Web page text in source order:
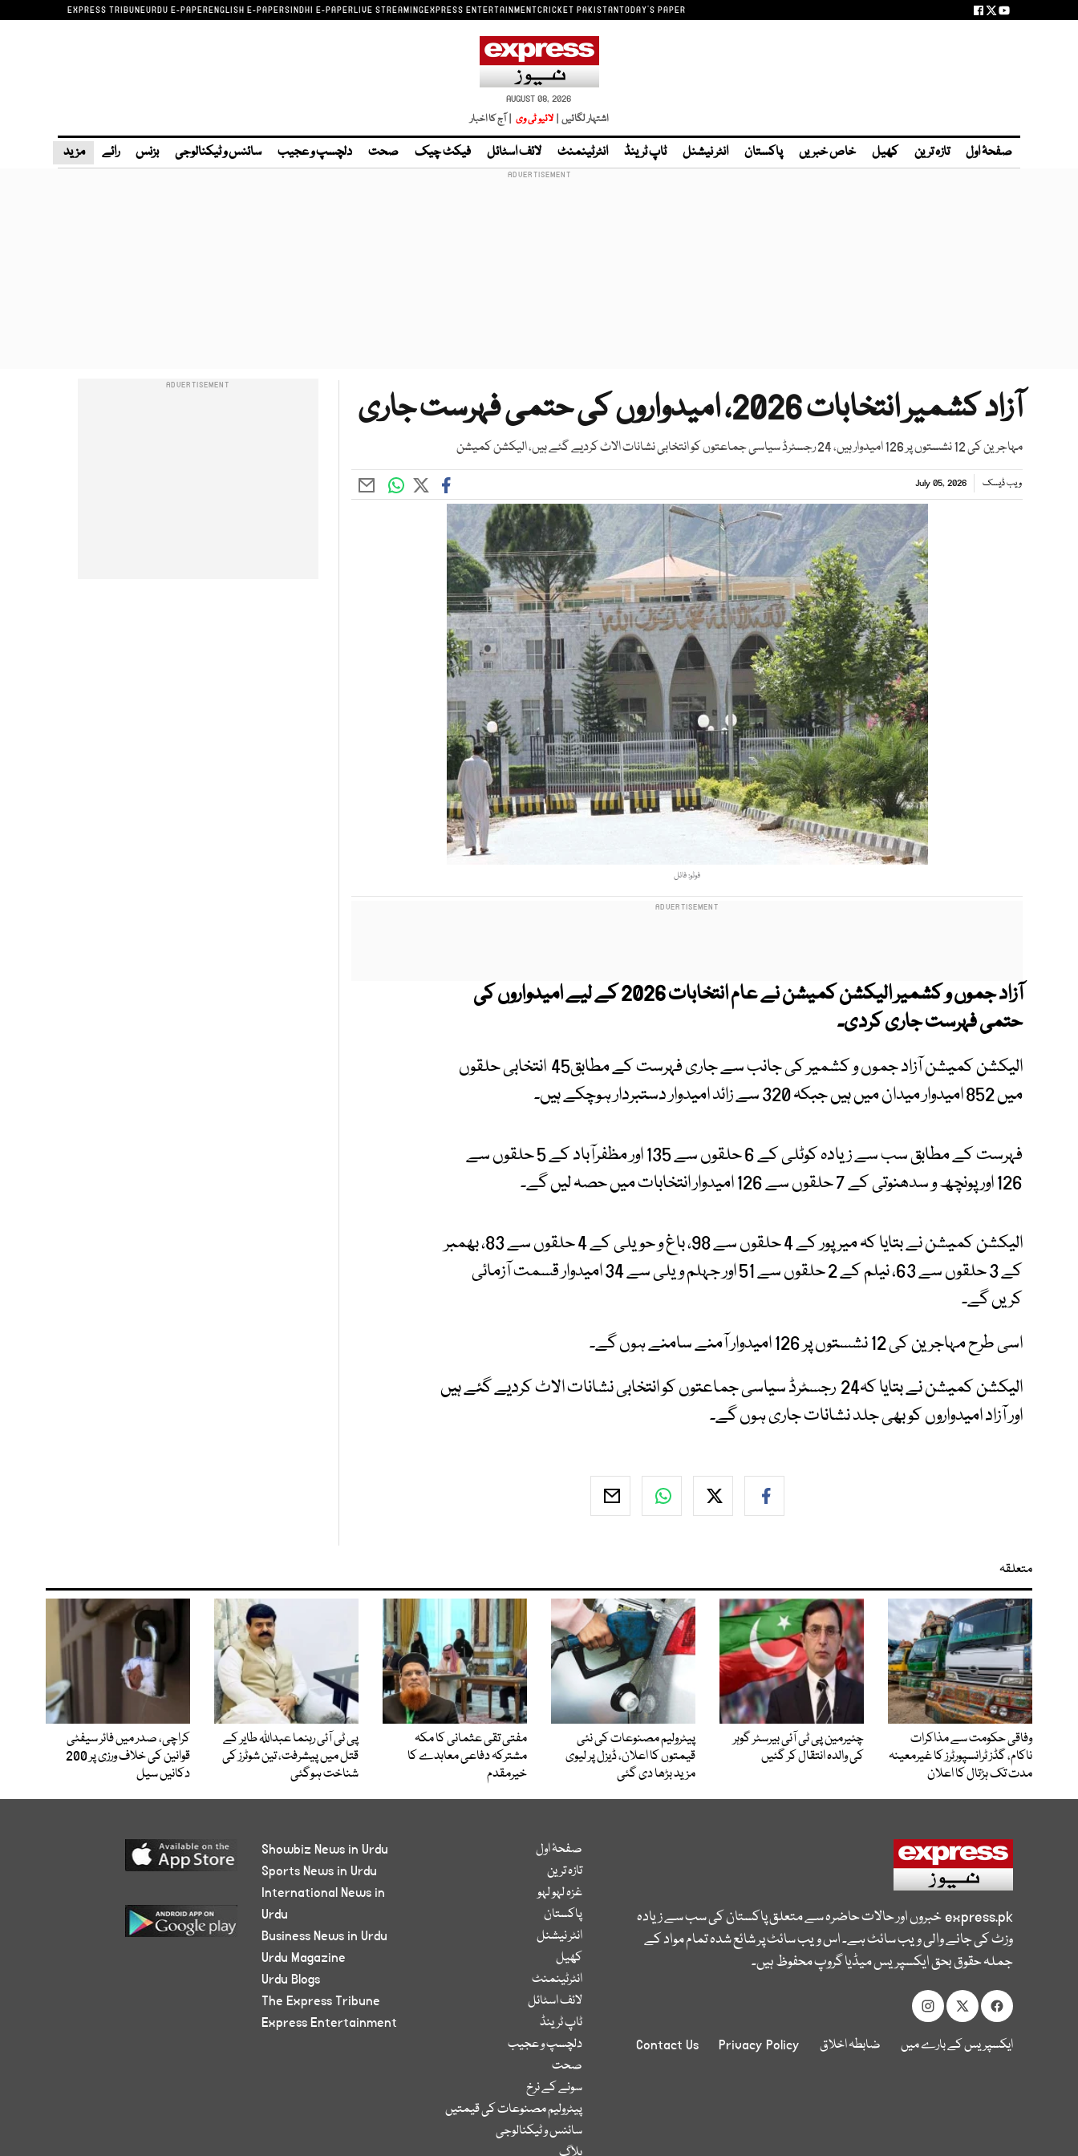
EXPRESS TRIBUNEURDU E-PAPERENGLISH E-PAPERSINDHI E-PAPERLIVE STREAMINGEXPRESS ENTERTAINMENTCRICKET PAKISTANTODAY'S PAPER
AUGUST 08, 2026
اشتہار لگائیں | لائیو ٹی وی | آج کا اخبار
صفحۂ اول تازہ ترین کھیل خاص خبریں پاکستان انٹر نیشنل ٹاپ ٹرینڈ انٹرٹینمنٹ لائف اسٹائل فیکٹ چیک صحت دلچسپ و عجیب سائنس و ٹیکنالوجی بزنس رائے مزید
آزاد کشمیر انتخابات 2026، امیدواروں کی حتمی فہرست جاری
مہاجرین کی 12 نشستوں پر 126 امیدوار ہیں، 24 رجسٹرڈ سیاسی جماعتوں کو انتخابی نشانات الاٹ کردیے گئے ہیں، الیکشن کمیشن
ویب ڈیسک July 05, 2026
فوٹو: فائل
آزاد جموں و کشمیر الیکشن کمیشن نے عام انتخابات 2026 کے لیے امیدواروں کی
حتمی فہرست جاری کردی۔
الیکشن کمیشن آزاد جموں و کشمیر کی جانب سے جاری فہرست کے مطابق45 انتخابی حلقوں
میں 852 امیدوار میدان میں ہیں جبکہ 320 سے زائد امیدوار دستبردار ہوچکے ہیں۔
فہرست کے مطابق سب سے زیادہ کوٹلی کے 6 حلقوں سے 135 اور مظفرآباد کے 5 حلقوں سے
126 اور پونچھ و سدھنوتی کے 7 حلقوں سے 126 امیدوار انتخابات میں حصہ لیں گے۔
الیکشن کمیشن نے بتایا کہ میرپور کے 4 حلقوں سے 98، باغ و حویلی کے 4 حلقوں سے 83، بھمبر
کے 3 حلقوں سے 63، نیلم کے 2 حلقوں سے 51 اور جہلم ویلی سے 34 امیدوار قسمت آزمائی
کریں گے۔
اسی طرح مہاجرین کی 12 نشستوں پر 126 امیدوار آمنے سامنے ہوں گے۔
الیکشن کمیشن نے بتایا کہ24 رجسٹرڈ سیاسی جماعتوں کو انتخابی نشانات الاٹ کردیے گئے ہیں
اور آزاد امیدواروں کو بھی جلد نشانات جاری ہوں گے۔
متعلقہ
وفاقی حکومت سے مذاکرات
ناکام، گڈز ٹرانسپورٹرز کا غیرمعینہ
مدت تک ہڑتال کا اعلان
چئیرمین پی ٹی آئی بیرسٹر گوہر
کی والدہ انتقال کر گئیں
پیٹرولیم مصنوعات کی نئی
قیمتوں کا اعلان، ڈیزل پر لیوی
مزید بڑھا دی گئی
مفتی تقی عثمانی کا مکہ
مشترکہ دفاعی معاہدے کا
خیرمقدم
پی ٹی آئی رہنما عبداللہ طایر کے
قتل میں پیشرفت، تین شوٹرز کی
شناخت ہوگئی
کراچی، صدر میں فائر سیفٹی
قوانین کی خلاف ورزی پر 200
دکانیں سیل
express.pkخبروں اور حالات حاضرہ سے متعلق پاکستان کی سب سے زیادہ
وزٹ کی جانے والی ویب سائٹ ہے۔ اس ویب سائٹ پر شائع شدہ تمام مواد کے
جملہ حقوق بحق ایکسپریس میڈیا گروپ محفوظ ہیں۔
ایکسپریس کے بارے میں ضابطہ اخلاق Privacy Policy
Contact Us
صفحۂ اول
تازہ ترین
غزہ لہو لہو
پاکستان
انٹر نیشنل
کھیل
انٹرٹینمنٹ
لائف اسٹائل
ٹاپ ٹرینڈ
دلچسپ و عجیب
صحت
سونے کے نرخ
پیٹرولیم مصنوعات کی قیمتیں
سائنس و ٹیکنالوجی
Showbiz News in Urdu
Sports News in Urdu
International News in
Urdu
Business News in Urdu
Urdu Magazine
Urdu Blogs
The Express Tribune
Express Entertainment